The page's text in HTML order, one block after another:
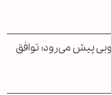
پیش می‌رود؛ توافق